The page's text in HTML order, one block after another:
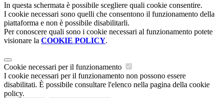
In questa schermata è possibile scegliere quali cookie consentire.
I cookie necessari sono quelli che consentono il funzionamento della
piattaforma e non è possibile disabilitarli.
Per conoscere quali sono i cookie necessari al funzionamento potete
visionare la COOKIE POLICY.
Cookie necessari per il funzionamento
I cookie necessari per il funzionamento non possono essere
disabilitati. È possibile consultare l'elenco nella pagina della cookie
policy.